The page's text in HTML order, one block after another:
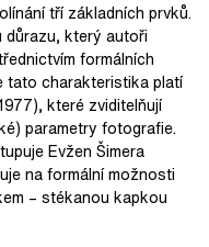
tří základních prvků.
důrazu, který autoři
formálních
tato charakteristika platí
které zviditelňují
parametry fotografie.
Evžen Šimera
na formální možnosti
– stékanou kapkou